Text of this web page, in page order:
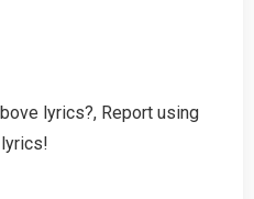
lyrics?, Report using